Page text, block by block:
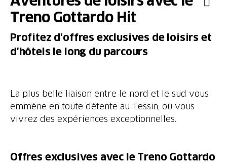
Treno Gottardo Hit
Profitez d'offres exclusives de loisirs et
d'hôtels le long du parcours
La plus belle liaison entre le nord et le sud vous
emmène en toute détente au Tessin, où vous
vivrez des expériences exceptionnelles.
Offres exclusives avec le Treno Gottardo